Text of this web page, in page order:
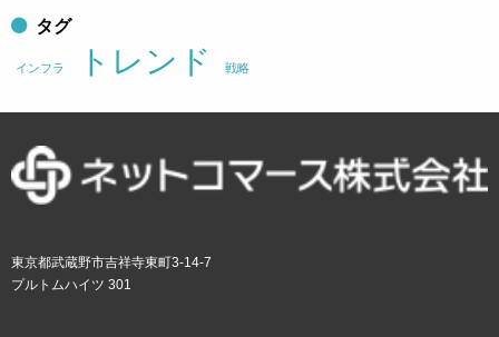
タグ
インフラ トレンド 戦略
東京都武蔵野市吉祥寺東町3-14-7
プルトムハイツ 301